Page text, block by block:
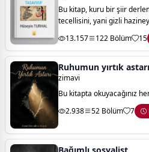
Bu kitap, kuru bir şiir
tecellisini, yani gizli
davettir. "ene'l-hak"
zirvesidir; mansur'un d
13.157 122 Bölüm 15
Ruhumun yırtık astarı
zimavi
Bu kitapta okuyacağınız
2.938
52 Bölüm 7